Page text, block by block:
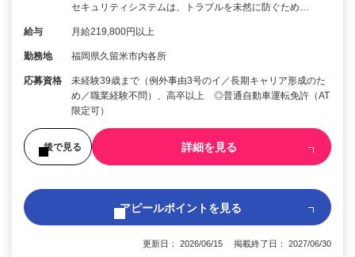
セキュリティシステムは、トラブルを未然に防ぐため…
給与 月給219,800円以上
勤務地 福岡県久留米市内各所
応募資格
未経験39歳まで（例外事由3号のイ／長期キャリア形成のた
め／職業経験不問）、高卒以上 ◎普通自動車運転免許（AT
限定可）
後で見る 詳細を見る
アピールポイントを見る
更新日： 2026/06/15 掲載終了日： 2027/06/30